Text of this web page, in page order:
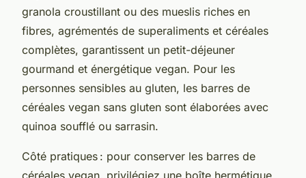
granola croustillant ou des mueslis riches en
fibres, agrémentés de superaliments et céréales
complètes, garantissent un petit-déjeuner
gourmand et énergétique vegan. Pour les
personnes sensibles au gluten, les barres de
céréales vegan sans gluten sont élaborées avec
quinoa soufflé ou sarrasin.
Côté pratiques : pour conserver les barres de
céréales vegan, privilégiez une boîte hermétique